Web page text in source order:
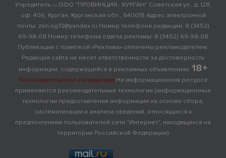
Учредитель — ООО "ПРОВИНЦИЯ - КУРГАН" Советская ул., д. 128,
оф. 406, Курган, Курганская обл., 640018 Адрес электронной
почты: zen.ng72@yandex.ru Номер телефона редакции: 8 (3452)
69-98-08 Номер телефона отдела рекламы: 8 (3452) 69-98-08
Публикации с пометкой «Реклама» оплачены рекламодателем.
Редакция сайта не несет ответственности за достоверность
информации, содержащейся в рекламных объявлениях. 18+
Пользовательское соглашение На информационном ресурсе
применяются рекомендательные технологии (информационные
технологии предоставления информации на основе сбора,
систематизации и анализа сведений, относящихся к
предпочтениям пользователей сети "Интернет", находящихся на
территории Российской Федерации)